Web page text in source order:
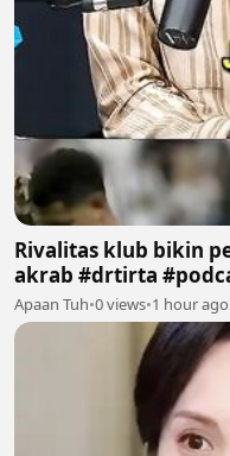
Rivalitas klub bikin
akrab #drtirta
Apaan Tuh•0 views•1 hour ago